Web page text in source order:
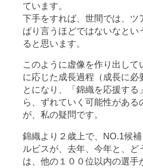
ています。
下手をすれば、世間では、ツ
ぱり言うほどではないなとい
ると思います。
このように虚像を作り出して
に応じた成長過程（成長に必
とになり、「錦織を応援す
ら、ずれていく可能性があ
が、私の疑問です。
錦織より２歳上で、NO.1候
ルビスが、去年、今年と、ど
は、他の１００位以内の選手